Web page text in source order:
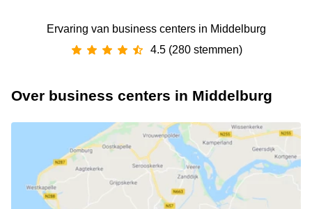
Ervaring van ‪business centers‬ in Middelburg
4.5 (280 stemmen)
Over business centers in Middelburg